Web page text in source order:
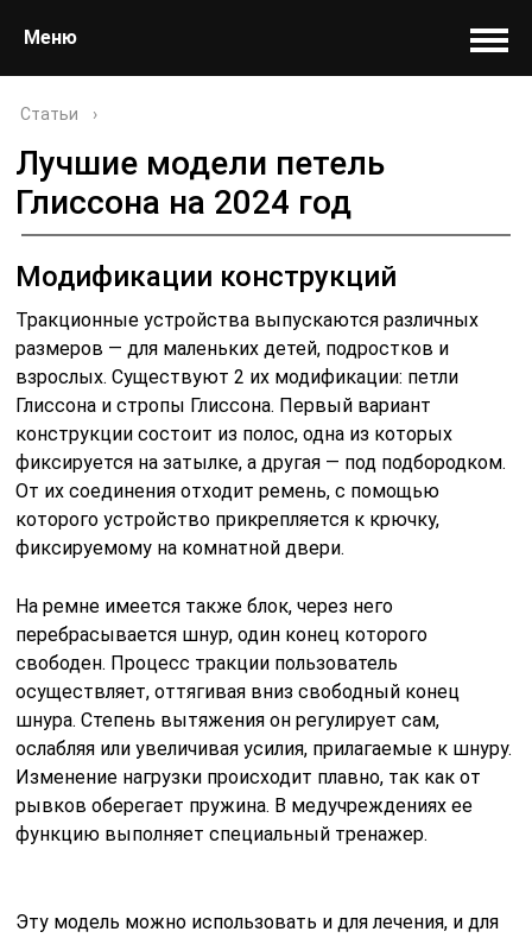
Меню
Статьи ›
Лучшие модели петель
Глиссона на 2024 год
Модификации конструкций
Тракционные устройства выпускаются различных
размеров — для маленьких детей, подростков и
взрослых. Существуют 2 их модификации: петли
Глиссона и стропы Глиссона. Первый вариант
конструкции состоит из полос, одна из которых
фиксируется на затылке, а другая — под подбородком.
От их соединения отходит ремень, с помощью
которого устройство прикрепляется к крючку,
фиксируемому на комнатной двери.
На ремне имеется также блок, через него
перебрасывается шнур, один конец которого
свободен. Процесс тракции пользователь
осуществляет, оттягивая вниз свободный конец
шнура. Степень вытяжения он регулирует сам,
ослабляя или увеличивая усилия, прилагаемые к шнуру.
Изменение нагрузки происходит плавно, так как от
рывков оберегает пружина. В медучреждениях ее
функцию выполняет специальный тренажер.
Эту модель можно использовать и для лечения, и для